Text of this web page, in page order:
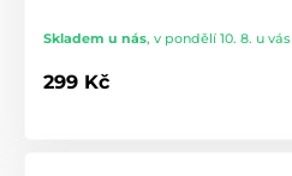
Skladem u nás, v pondělí 10. 8. u vás
299 Kč